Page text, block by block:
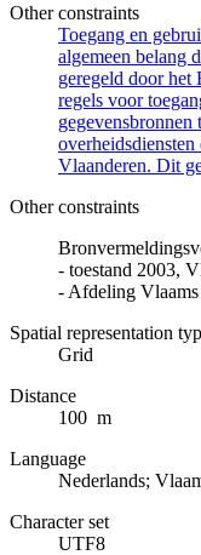
Other constraints
Toegang en
algemeen belang
geregeld door het
regels voor
Vlaanderen. Dit
Other constraints
- toestand 2003,
- Afdeling
Spatial representation
Grid
Distance
100 m
Language
Nederlands;
Character set
UTF8